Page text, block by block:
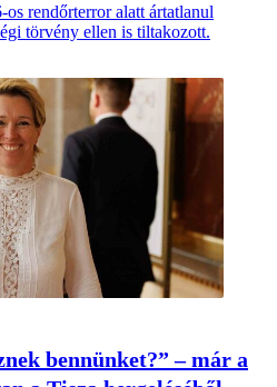
rendőrterror alatt ártatlanul
törvény ellen is tiltakozott.
bennünket?” – már a